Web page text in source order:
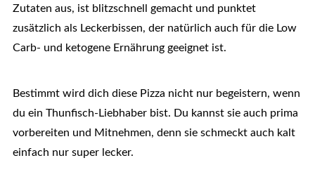
Zutaten aus, ist blitzschnell gemacht und punktet
zusätzlich als Leckerbissen, der natürlich auch für die Low
Carb- und ketogene Ernährung geeignet ist.
Bestimmt wird dich diese Pizza nicht nur begeistern, wenn
du ein Thunfisch-Liebhaber bist. Du kannst sie auch prima
vorbereiten und Mitnehmen, denn sie schmeckt auch kalt
einfach nur super lecker.